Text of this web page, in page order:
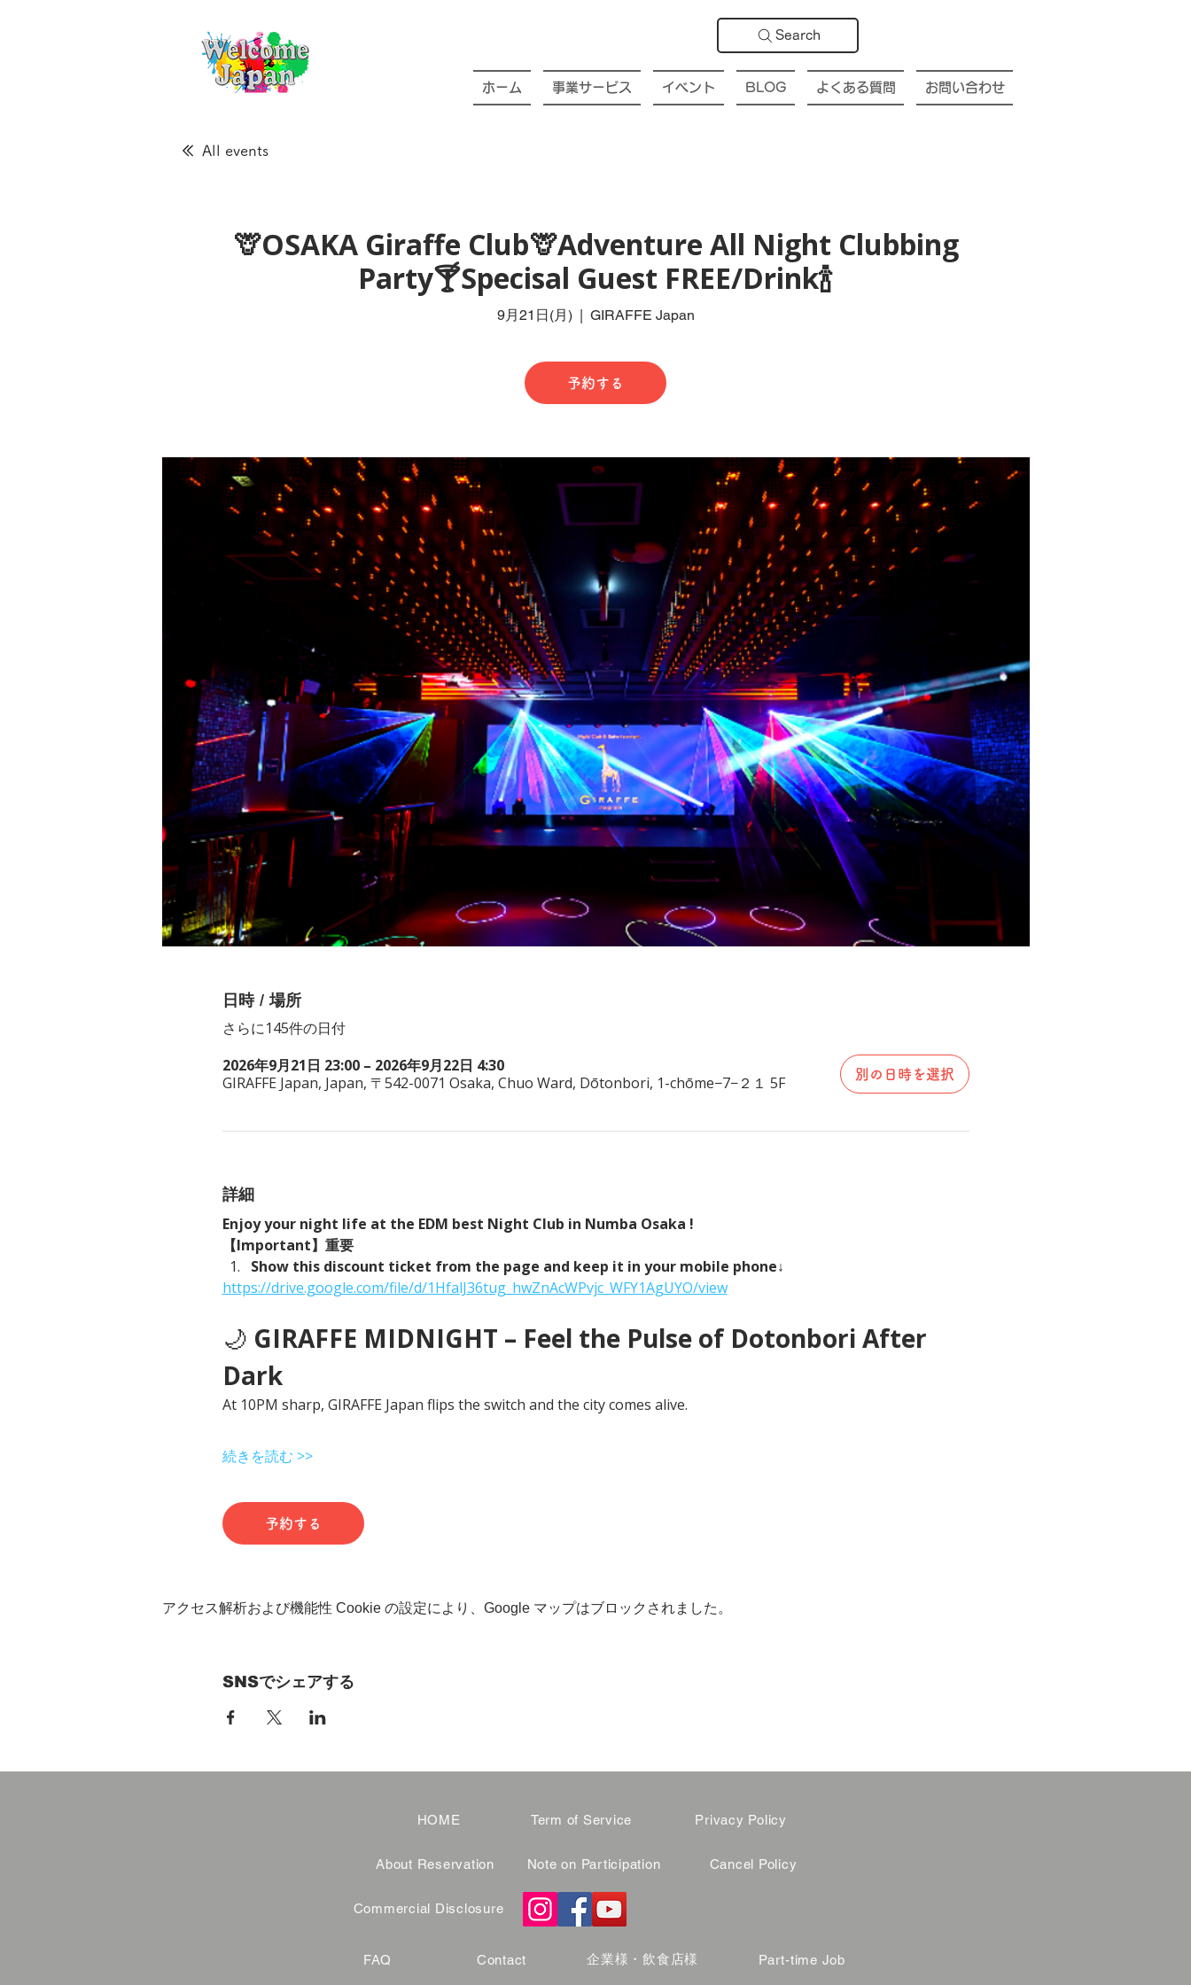
Search
ホーム 事業サービス イベント BLOG よくある質問 お問い合わせ
All events
🦒OSAKA Giraffe Club🦒Adventure All Night Clubbing
Party🍸Specisal Guest FREE/Drink🍾
9月21日(月)
  |
GIRAFFE Japan
予約する
日時 / 場所
さらに145件の日付
2026年9月21日 23:00 – 2026年9月22日 4:30
GIRAFFE Japan, Japan, 〒542-0071 Osaka, Chuo Ward, Dōtonbori, 1-chōme−7−２１ 5F
別の日時を選択
詳細
Enjoy your night life at the EDM best Night Club in Numba Osaka !
【Important】重要
Show this discount ticket from the page and keep it in your mobile phone↓
https://drive.google.com/file/d/1HfalJ36tug_hwZnAcWPvjc_WFY1AgUYO/view
🌙 GIRAFFE MIDNIGHT – Feel the Pulse of Dotonbori After
Dark
At 10PM sharp, GIRAFFE Japan flips the switch and the city comes alive.
続きを読む >>
予約する
アクセス解析および機能性 Cookie の設定により、Google マップはブロックされました。
SNSでシェアする
HOME
About Reservation
Term of Service
Note on Participation
Privacy Policy
Cancel Policy
Commercial Disclosure
FAQ Contact 企業様・飲食店様 Part-time Job